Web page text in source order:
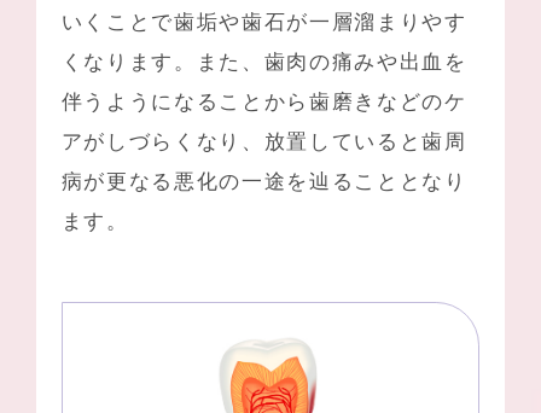
いくことで歯垢や歯石が一層溜まりやす
くなります。また、歯肉の痛みや出血を
伴うようになることから歯磨きなどのケ
アがしづらくなり、放置していると歯周
病が更なる悪化の一途を辿ることとなり
ます。